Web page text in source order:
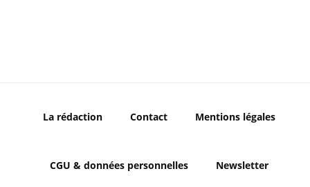
La rédaction Contact Mentions légales
CGU & données personnelles Newsletter